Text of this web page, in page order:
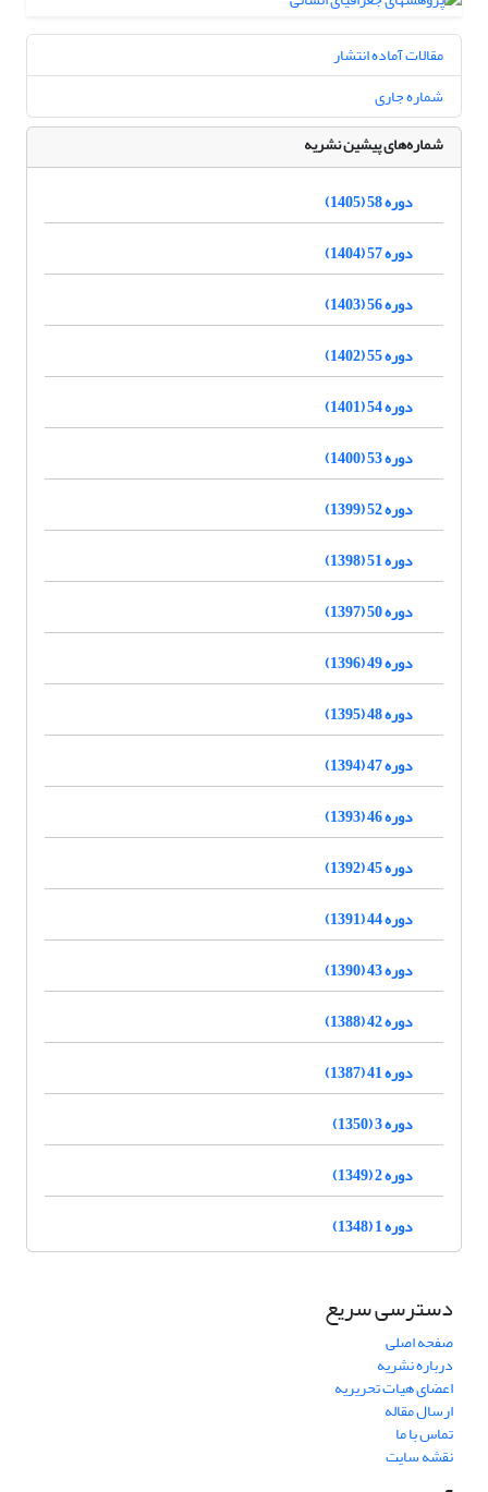
مقالات آماده انتشار
شماره جاری
شماره‌های پیشین نشریه
دوره 58 (1405)
دوره 57 (1404)
دوره 56 (1403)
دوره 55 (1402)
دوره 54 (1401)
دوره 53 (1400)
دوره 52 (1399)
دوره 51 (1398)
دوره 50 (1397)
دوره 49 (1396)
دوره 48 (1395)
دوره 47 (1394)
دوره 46 (1393)
دوره 45 (1392)
دوره 44 (1391)
دوره 43 (1390)
دوره 42 (1388)
دوره 41 (1387)
دوره 3 (1350)
دوره 2 (1349)
دوره 1 (1348)
دسترسی سریع
صفحه اصلی
درباره نشریه
اعضای هیات تحریریه
ارسال مقاله
تماس با ما
نقشه سایت